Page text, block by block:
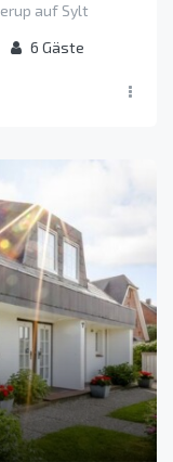
auf Sylt
6 Gäste